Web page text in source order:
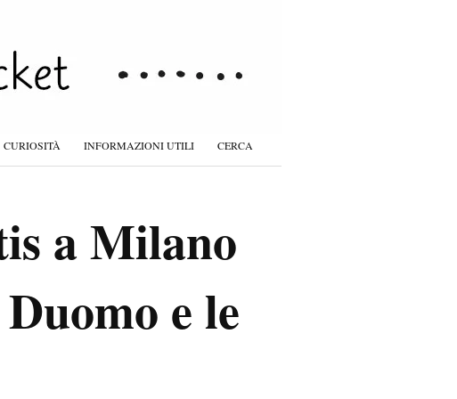
CURIOSITÀ INFORMAZIONI UTILI CERCA
a Milano
e le